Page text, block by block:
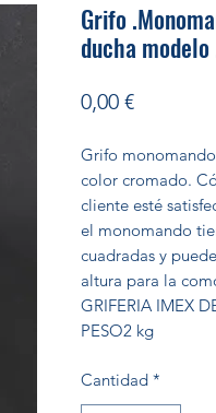
Grifo
ducha
0,00 €Precio
Grifo
color cromado.
cliente esté
el monomando
cuadradas y
altura para la
GRIFERIA IMEX
PESO2 kg
Cantidad *